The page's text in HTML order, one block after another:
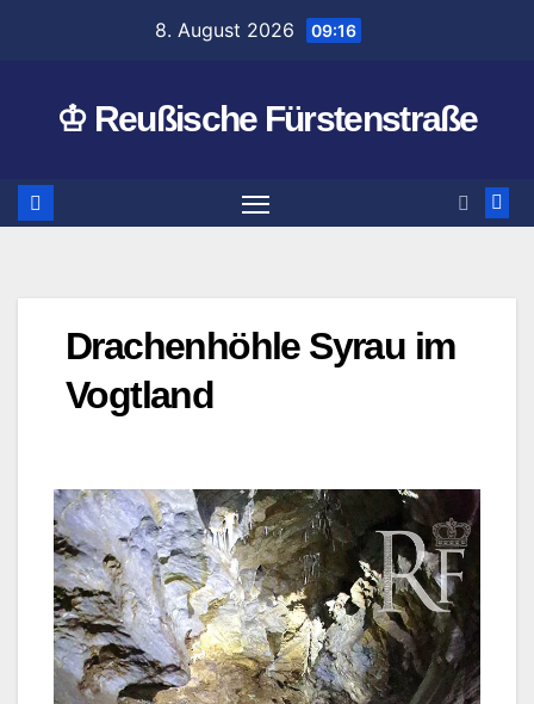
8. August 2026 09:16
♔ Reußische Fürstenstraße
Drachenhöhle Syrau im
Vogtland